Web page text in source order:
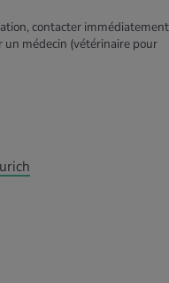
contacter immédiatement
un médecin (vétérinaire pour